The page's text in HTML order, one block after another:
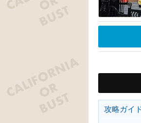
攻略ガイ